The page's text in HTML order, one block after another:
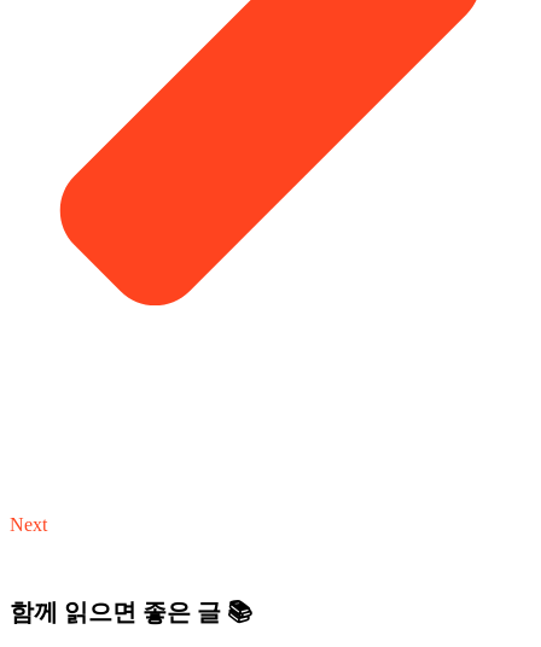
Next
함께 읽으면 좋은 글 📚